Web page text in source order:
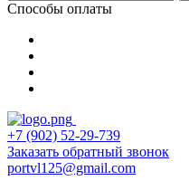
Способы оплаты
+7 (902) 52-29-739
Заказать обратный звонок
portvl125@gmail.com